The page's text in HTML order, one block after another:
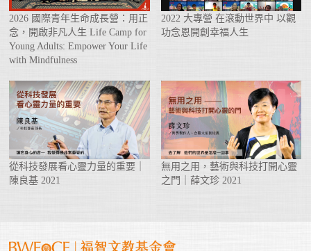
2026 國際青年生命成長營：用正
念，開啟非凡人生 Life Camp for
Young Adults: Empower Your Life
with Mindfulness
2022 大專營 在滾動世界中 以觀
功念恩開創幸福人生
從科技發展看心靈力量的重要｜
陳良基 2021
無用之用，藝術與科技打開心靈
之門｜薛文珍 2021